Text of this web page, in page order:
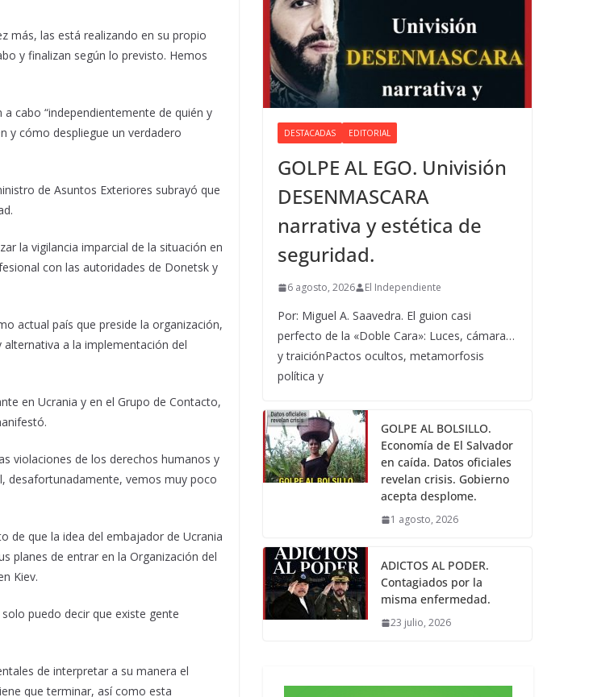
más, las está realizando en su propio
y finalizan según lo previsto. Hemos
cabo “independientemente de quién y
y cómo despliegue un verdadero
de Asuntos Exteriores subrayó que
la vigilancia imparcial de la situación en
con las autoridades de Donetsk y
actual país que preside la organización,
a la implementación del
en Ucrania y en el Grupo de Contacto,
violaciones de los derechos humanos y
desafortunadamente, vemos muy poco
de que la idea del embajador de Ucrania
planes de entrar en la Organización del
Kiev.
puedo decir que existe gente
de interpretar a su manera el
que terminar, así como esta
DESTACADAS EDITORIAL
GOLPE AL EGO. Univisión
DESENMASCARA
narrativa y estética de
seguridad.
6 agosto, 2026 El Independiente
Por: Miguel A. Saavedra. El guion casi
perfecto de la «Doble Cara»: Luces, cámara…
y traiciónPactos ocultos, metamorfosis
política y
GOLPE AL BOLSILLO.
Economía de El Salvador
en caída. Datos oficiales
revelan crisis. Gobierno
acepta desplome.
1 agosto, 2026
ADICTOS AL PODER.
Contagiados por la
misma enfermedad.
23 julio, 2026